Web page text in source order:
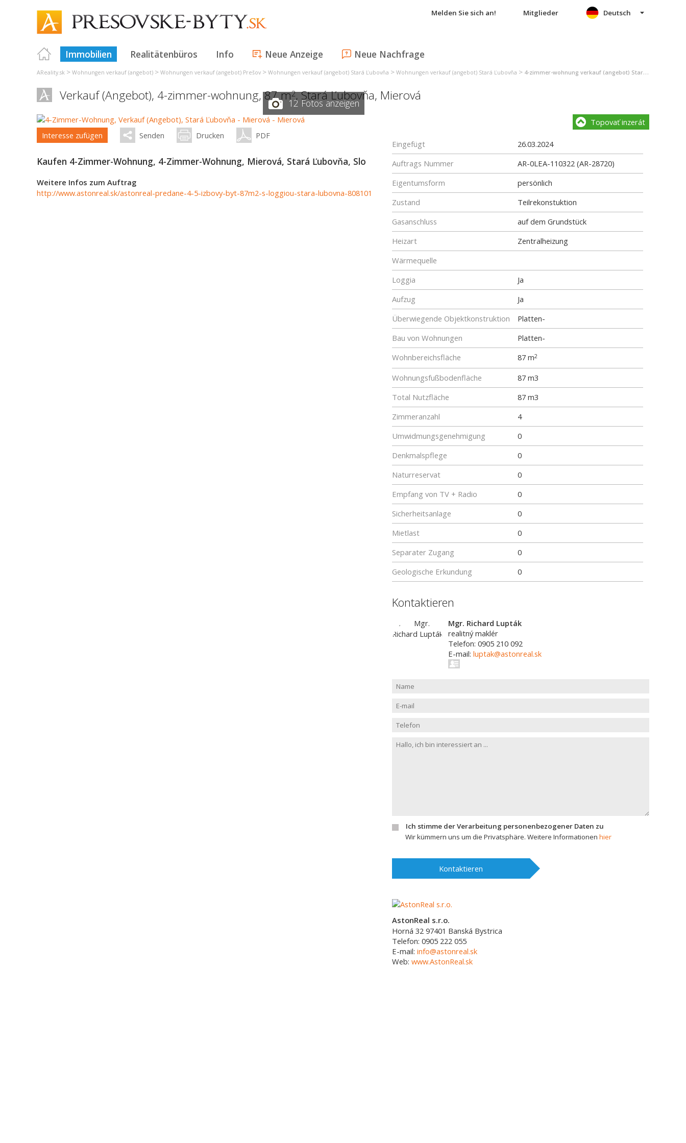
Melden Sie sich an! Mitglieder
Immobilien Realitätenbüros Info Neue Anzeige Neue Nachfrage
Deutsch
AReality.sk > Wohnungen verkauf (angebot) > Wohnungen verkauf (angebot) Prešov > Wohnungen verkauf (angebot) Stará Ľubovňa > Wohnungen verkauf (angebot) Stará Ľubovňa > 4-zimmer-wohnung verkauf (angebot) Stará Ľubovňa
Verkauf (Angebot), 4-zimmer-wohnung, 87 m2,Stará Ľubovňa, Mierová
12 Fotos anzeigen
Interesse zufügen Senden Drucken PDF
Kaufen 4-Zimmer-Wohnung, 4-Zimmer-Wohnung, Mierová, Stará Ľubovňa, Slo
Weitere Infos zum Auftrag
http://www.astonreal.sk/astonreal-predane-4-5-izbovy-byt-87m2-s-loggiou-stara-lubovna-808101
Topovať inzerát
Eingefügt
26.03.2024
Auftrags Nummer
AR-0LEA-110322 (AR-28720)
Eigentumsform
persönlich
Zustand
Teilrekonstuktion
Gasanschluss
auf dem Grundstück
Heizart
Zentralheizung
Wärmequelle
Loggia
Ja
Aufzug
Ja
Überwiegende Objektkonstruktion
Platten-
Bau von Wohnungen
Platten-
Wohnbereichsfläche
87 m2
Wohnungsfußbodenfläche
87 m3
Total Nutzfläche
87 m3
Zimmeranzahl
4
Umwidmungsgenehmigung
0
Denkmalspflege
0
Naturreservat
0
Empfang von TV + Radio
0
Sicherheitsanlage
0
Mietlast
0
Separater Zugang
0
Geologische Erkundung
0
Kontaktieren
Mgr. Richard Lupták
realitný maklér
Telefon: 0905 210 092
E-mail: luptak@astonreal.sk
Ich stimme der Verarbeitung personenbezogener Daten zu
Wir kümmern uns um die Privatsphäre. Weitere Informationen hier
Kontaktieren
AstonReal s.r.o.
Horná 32 97401 Banská Bystrica
Telefon: 0905 222 055
E-mail: info@astonreal.sk
Web: www.AstonReal.sk